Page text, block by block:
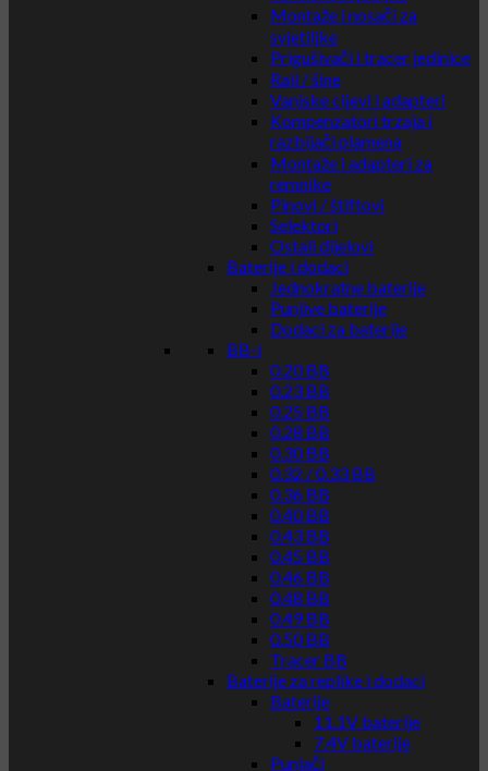
Montaže i nosači za
svjetiljke
Prigušivači i tracer jedinice
Rail / šine
Vanjske cijevi i adapteri
Kompenzatori trzaja i
razbijači plamena
Montaže i adapteri za
remnike
Pinovi / štiftovi
Selektori
Ostali dijelovi
Baterije i dodaci
Jednokratne baterije
Punjive baterije
Dodaci za baterije
BB-i
0.20 BB
0.23 BB
0.25 BB
0.28 BB
0.30 BB
0.32 / 0.33 BB
0.36 BB
0.40 BB
0.43 BB
0.45 BB
0.46 BB
0.48 BB
0.49 BB
0.50 BB
Tracer BB
Baterije za replike i dodaci
Baterije
11.1V baterije
7.4V baterije
Punjači